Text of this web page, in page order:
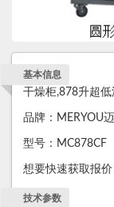
基本信息
干燥柜,878升超
品牌：MERYOU
型号：MC878CF
想要快速获取报
技术参数